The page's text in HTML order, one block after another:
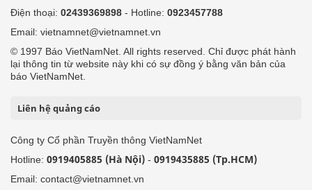
Điện thoại: 02439369898 - Hotline: 0923457788
Email: vietnamnet@vietnamnet.vn
© 1997 Báo VietNamNet. All rights reserved. Chỉ được phát hành
lại thông tin từ website này khi có sự đồng ý bằng văn bản của
báo VietNamNet.
Liên hệ quảng cáo
Công ty Cổ phần Truyền thông VietNamNet
Hotline: 0919405885 (Hà Nội) - 0919435885 (Tp.HCM)
Email: contact@vietnamnet.vn